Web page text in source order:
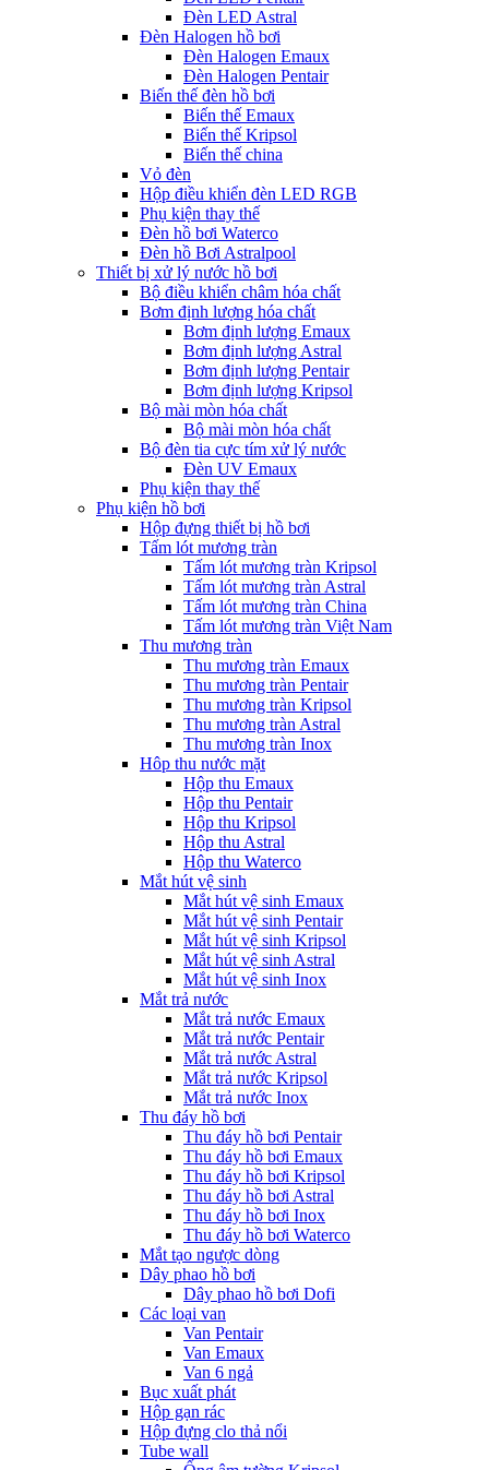
Đèn LED Astral
Đèn Halogen hồ bơi
Đèn Halogen Emaux
Đèn Halogen Pentair
Biến thế đèn hồ bơi
Biến thế Emaux
Biến thế Kripsol
Biến thế china
Vỏ đèn
Hộp điều khiển đèn LED RGB
Phụ kiện thay thế
Đèn hồ bơi Waterco
Đèn hồ Bơi Astralpool
Thiết bị xử lý nước hồ bơi
Bộ điều khiển châm hóa chất
Bơm định lượng hóa chất
Bơm định lượng Emaux
Bơm định lượng Astral
Bơm định lượng Pentair
Bơm định lượng Kripsol
Bộ mài mòn hóa chất
Bộ mài mòn hóa chất
Bộ đèn tia cực tím xử lý nước
Đèn UV Emaux
Phụ kiện thay thế
Phụ kiện hồ bơi
Hộp đựng thiết bị hồ bơi
Tấm lót mương tràn
Tấm lót mương tràn Kripsol
Tấm lót mương tràn Astral
Tấm lót mương tràn China
Tấm lót mương tràn Việt Nam
Thu mương tràn
Thu mương tràn Emaux
Thu mương tràn Pentair
Thu mương tràn Kripsol
Thu mương tràn Astral
Thu mương tràn Inox
Hôp thu nước mặt
Hộp thu Emaux
Hộp thu Pentair
Hộp thu Kripsol
Hộp thu Astral
Hộp thu Waterco
Mắt hút vệ sinh
Mắt hút vệ sinh Emaux
Mắt hút vệ sinh Pentair
Mắt hút vệ sinh Kripsol
Mắt hút vệ sinh Astral
Mắt hút vệ sinh Inox
Mắt trả nước
Mắt trả nước Emaux
Mắt trả nước Pentair
Mắt trả nước Astral
Mắt trả nước Kripsol
Mắt trả nước Inox
Thu đáy hồ bơi
Thu đáy hồ bơi Pentair
Thu đáy hồ bơi Emaux
Thu đáy hồ bơi Kripsol
Thu đáy hồ bơi Astral
Thu đáy hồ bơi Inox
Thu đáy hồ bơi Waterco
Mắt tạo ngược dòng
Dây phao hồ bơi
Dây phao hồ bơi Dofi
Các loại van
Van Pentair
Van Emaux
Van 6 ngả
Bục xuất phát
Hộp gạn rác
Hộp đựng clo thả nổi
Tube wall